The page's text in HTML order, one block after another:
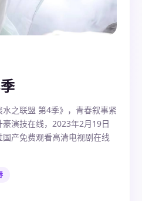
之联盟 第4季》，青春叙事紧
演技在线，2023年2月19日
产免费观看高清电视剧在线